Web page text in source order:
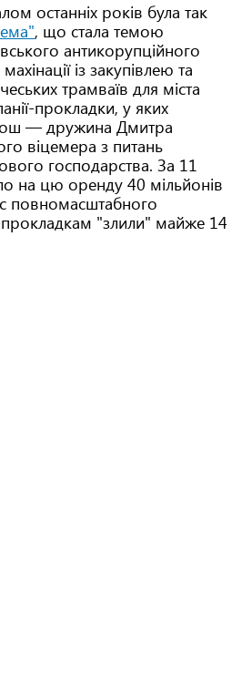
останніх років була так
, що стала темою
антикорупційного
із закупівлею та
трамваїв для міста
прокладки, у яких
— дружина Дмитра
віцемера з питань
господарства. За 11
на цю оренду 40 мільйонів
повномасштабного
"злили" майже 14